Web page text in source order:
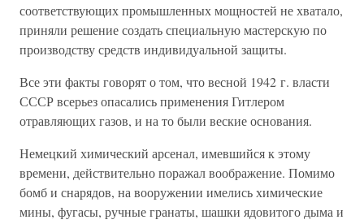
соответствующих промышленных мощностей не хватало,
приняли решение создать специальную мастерскую по
производству средств индивидуальной защиты.
Все эти факты говорят о том, что весной 1942 г. власти
СССР всерьез опасались применения Гитлером
отравляющих газов, и на то были веские основания.
Немецкий химический арсенал, имевшийся к этому
времени, действительно поражал воображение. Помимо
бомб и снарядов, на вооружении имелись химические
мины, фугасы, ручные гранаты, шашки ядовитого дыма и